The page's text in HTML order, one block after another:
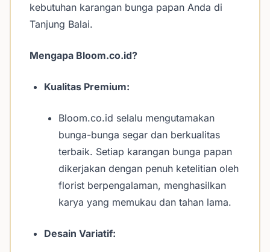
kebutuhan karangan bunga papan Anda di
Tanjung Balai.
Mengapa Bloom.co.id?
Kualitas Premium:
Bloom.co.id selalu mengutamakan
bunga-bunga segar dan berkualitas
terbaik. Setiap karangan bunga papan
dikerjakan dengan penuh ketelitian oleh
florist berpengalaman, menghasilkan
karya yang memukau dan tahan lama.
Desain Variatif: